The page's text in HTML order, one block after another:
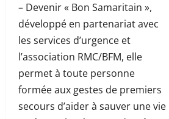
– Devenir « Bon Samaritain »,
développé en partenariat avec
les services d’urgence et
l’association RMC/BFM, elle
permet à toute personne
formée aux gestes de premiers
secours d’aider à sauver une vie